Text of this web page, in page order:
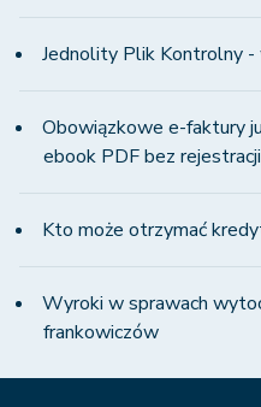
Jednolity Plik Kontrolny
Obowiązkowe e-faktury
ebook PDF bez rejestracji
Kto może otrzymać
Wyroki w sprawach
frankowiczów